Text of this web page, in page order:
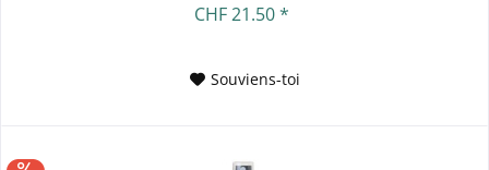
CHF 21.50 *
Souviens-toi